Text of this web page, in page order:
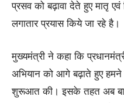
प्रसव को बढ़ावा देते हुए मातृ
लगातार प्रयास किये जा रहे है।
मुख्यमंत्री ने कहा कि
अभियान को आगे बढ़ाते हुए हमने
शुरूआत की। इसके तहत अब